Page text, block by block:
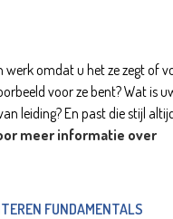
omdat u het ze zegt of
voor ze bent? Wat is
leiding? En past die stijl
meer informatie over
FUNDAMENTALS